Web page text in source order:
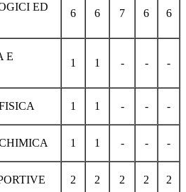
ED
6 6 7 6 6
E
1 1 - - -
1 1 - - -
1 1 - - -
2 2 2 2 2